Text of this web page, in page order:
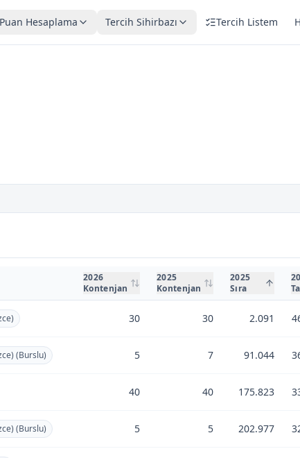
Puan Hesaplama Tercih Sihirbazı Tercih Listem
2026
Kontenjan
2025
Kontenjan
2025
Sıra
30 30 2.091
(Burslu) 5 7 91.044
40 40 175.823
(Burslu) 5 5 202.977